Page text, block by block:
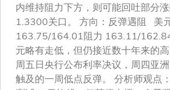
内维持阻力下方，则可能回吐部分
1.3300关口。 方向：反弹遇阻 美
163.75/164.01阻力 163.11/
元略有走低，但仍接近数十年来的
周五日央行公布利率决议，周四亚
触及的一周低点反弹。 分析师观点